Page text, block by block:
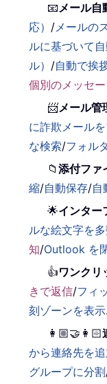
📧メール自
応） /メールの
ルに基づいて
ル） /自動で挨
個別のメッセ
📨メール管
に詐欺メール
な検索/フォル
📁添付ファ
縮/自動保存/自
🌟インター
ルな絵文字を
知/Outlook を
👍ワンクリ
きで返信/フィ
刻ゾーンを表示
👩🏼‍🤝‍👩🏻
から連絡先を
グループに分割